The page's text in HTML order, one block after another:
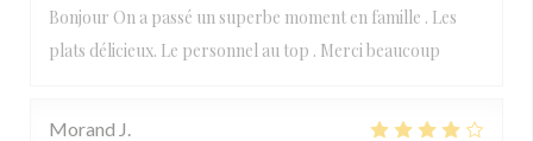
Bonjour On a passé un superbe moment en famille . Les
plats délicieux. Le personnel au top . Merci beaucoup
Morand J